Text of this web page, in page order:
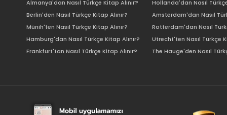
Almanya'dan Nasıl Türkçe Kitap Alınır?
Berlin'den Nasıl Türkçe Kitap Alınır?
Münih'ten Nasıl Türkçe Kitap Alınır?
Hamburg'dan Nasıl Türkçe Kitap Alınır?
Frankfurt'tan Nasıl Türkçe Kitap Alınır?
Hollanda'dan Nasıl
Amsterdam'dan Nasıl
Rotterdam'dan Nasıl
Utrecht'ten Nasıl Türkçe
The Hauge'den Nasıl